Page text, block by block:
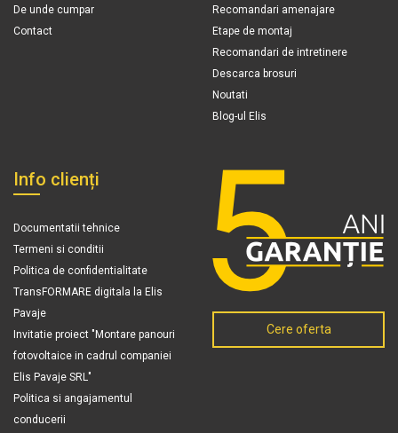
De unde cumpar
Contact
Recomandari amenajare
Etape de montaj
Recomandari de intretinere
Descarca brosuri
Noutati
Blog-ul Elis
Info clienți
Documentatii tehnice
Termeni si conditii
Politica de confidentialitate
TransFORMARE digitala la Elis
Pavaje
Invitatie proiect "Montare panouri
fotovoltaice in cadrul companiei
Elis Pavaje SRL"
Politica si angajamentul
conducerii
Cere oferta